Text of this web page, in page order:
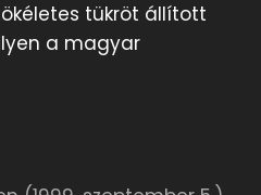
tükröt állított
a magyar